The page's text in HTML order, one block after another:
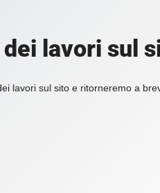
lavori sul
lavori sul sito e ritorneremo a